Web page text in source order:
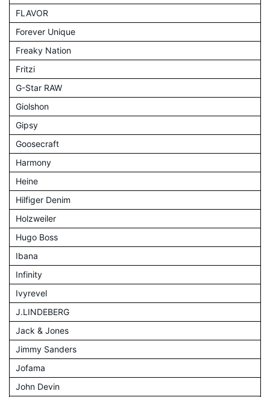
FLAVOR
Forever Unique
Freaky Nation
Fritzi
G-Star RAW
Giolshon
Gipsy
Goosecraft
Harmony
Heine
Hilfiger Denim
Holzweiler
Hugo Boss
Ibana
Infinity
Ivyrevel
J.LINDEBERG
Jack & Jones
Jimmy Sanders
Jofama
John Devin